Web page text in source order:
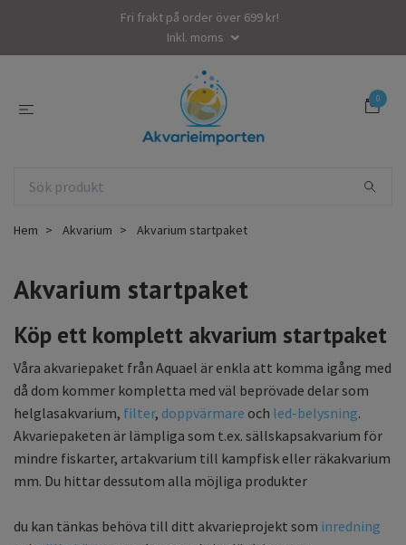
Fri frakt på order över 699 kr!
Inkl. moms
0
Hem Akvarium Akvarium startpaket
Akvarium startpaket
Köp ett komplett akvarium startpaket
Våra akvariepaket från Aquael är enkla att komma igång med
då dom kommer kompletta med väl beprövade delar som
helglasakvarium, filter, doppvärmare och led-belysning.
Akvariepaketen är lämpliga som t.ex. sällskapsakvarium för
mindre fiskarter, artakvarium till kampfisk eller räkakvarium
mm. Du hittar dessutom alla möjliga produkter
du kan tänkas behöva till ditt akvarieprojekt som inredning